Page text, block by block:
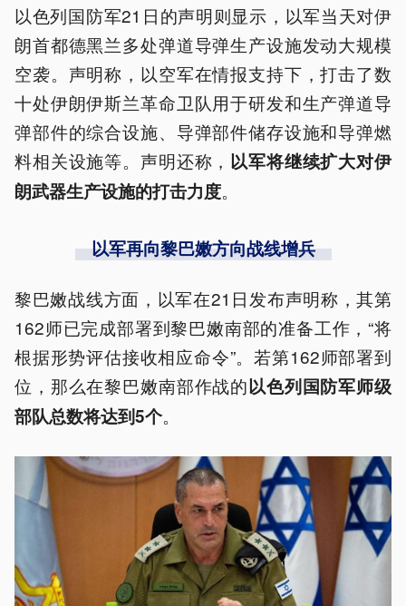
以色列国防军21日的声明则显示，以军当天对伊
朗首都德黑兰多处弹道导弹生产设施发动大规模
空袭。声明称，以空军在情报支持下，打击了数
十处伊朗伊斯兰革命卫队用于研发和生产弹道导
弹部件的综合设施、导弹部件储存设施和导弹燃
料相关设施等。声明还称， 以军将继续扩大对伊
朗武器生产设施的打击力度。
以军再向黎巴嫩方向战线增兵
黎巴嫩战线方面，以军在21日发布声明称，其第
162师已完成部署到黎巴嫩南部的准备工作，“将
根据形势评估接收相应命令”。若第162师部署到
位，那么在黎巴嫩南部作战的以色列国防军师级
部队总数将达到5个。